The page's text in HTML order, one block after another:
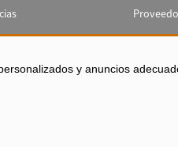
y anuncios
Acuicultura
Guía del